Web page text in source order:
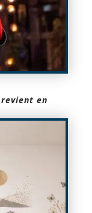
en